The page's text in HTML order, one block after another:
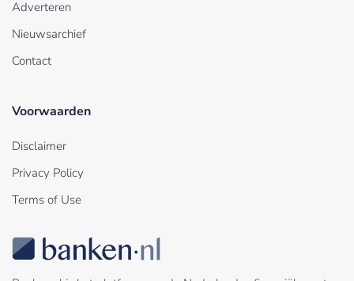
Adverteren
Nieuwsarchief
Contact
Voorwaarden
Disclaimer
Privacy Policy
Terms of Use